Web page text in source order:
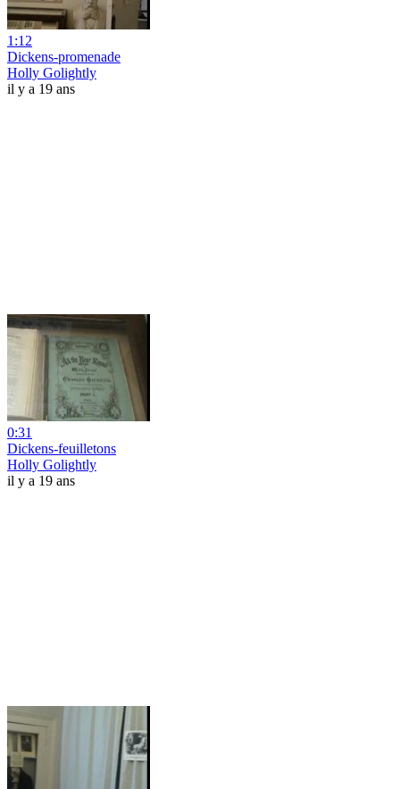
1:12
Dickens-promenade
Holly Golightly
il y a 19 ans
0:31
Dickens-feuilletons
Holly Golightly
il y a 19 ans